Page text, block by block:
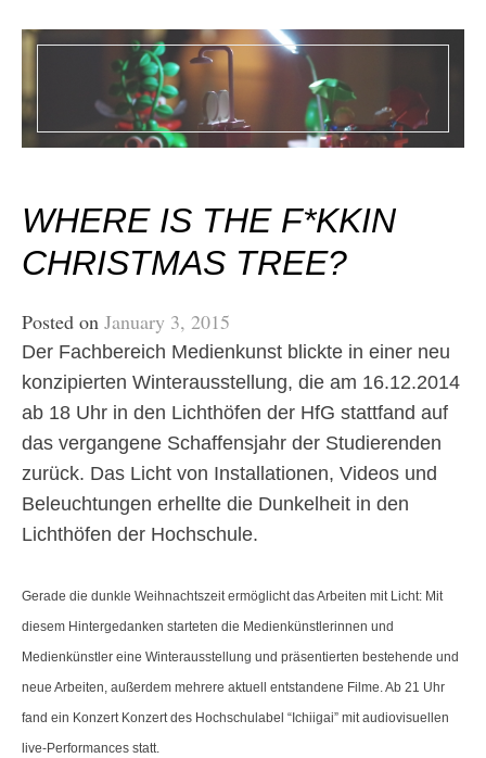
WHERE IS THE F*KKIN
CHRISTMAS TREE?
Posted on January 3, 2015
Der Fachbereich Medienkunst blickte in einer neu
konzipierten Winterausstellung, die am 16.12.2014
ab 18 Uhr in den Lichthöfen der HfG stattfand auf
das vergangene Schaffensjahr der Studierenden
zurück. Das Licht von Installationen, Videos und
Beleuchtungen erhellte die Dunkelheit in den
Lichthöfen der Hochschule.
Gerade die dunkle Weihnachtszeit ermöglicht das Arbeiten mit Licht: Mit
diesem Hintergedanken starteten die Medienkünstlerinnen und
Medienkünstler eine Winterausstellung und präsentierten bestehende und
neue Arbeiten, außerdem mehrere aktuell entstandene Filme.Ab 21 Uhr
fand ein Konzert Konzert des Hochschulabel “Ichiigai” mit audiovisuellen
live-Performances statt.